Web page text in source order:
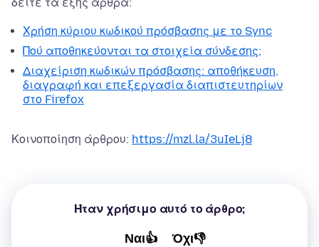
Χρήση κύριου κωδικού πρόσβασης με το Sync
Πού αποθηκεύονται τα στοιχεία σύνδεσης;
Διαχείριση κωδικών πρόσβασης: αποθήκευση,
διαγραφή και επεξεργασία διαπιστευτηρίων
στο Firefox
Κοινοποίηση άρθρου: https://mzl.la/3uIeLj8
Ήταν χρήσιμο αυτό το άρθρο;
Ναι👍 Όχι👎